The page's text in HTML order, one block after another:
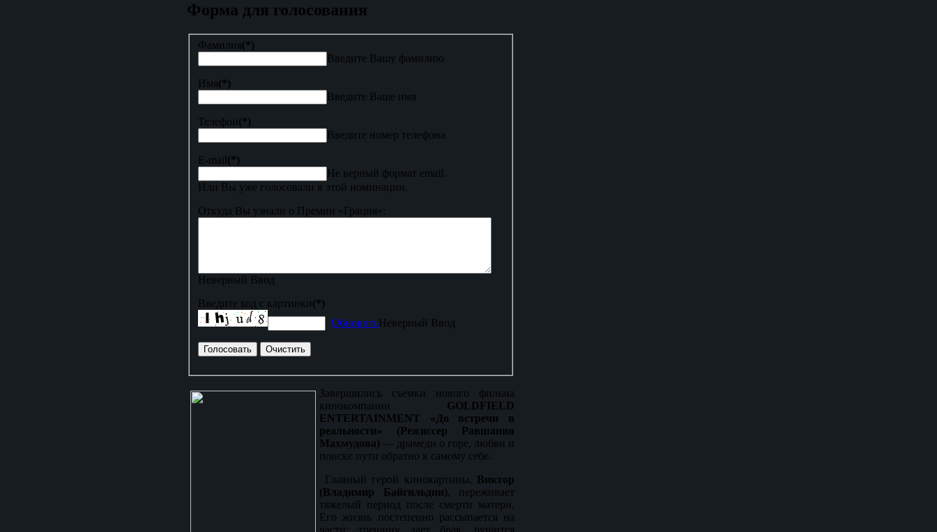
Форма для голосования
Фамилия(*)
Введите Вашу фамилию
Имя(*)
Введите Ваше имя
Телефон(*)
Введите номер телефона
E-mail(*)
Не верный формат email.
Или Вы уже голосовали в этой номинации.
Откуда Вы узнали о Премии «Грация»:
Неверный Ввод
Введите код с картинки(*)
ОбновитьНеверный Ввод
Завершились съемки нового фильма
кинокомпании GOLDFIELD
ENTERTAINMENT
«До встречи в
реальности» (Режиссер Равшания
Махмудова) — драмеди о горе, любви и
поиске пути обратно к самому себе.
Главный герой кинокартины, Виктор
(Владимир Байгильдин), переживает
тяжелый период после смерти матери.
Его жизнь постепенно рассыпается на
части: трещину дает брак, рушится